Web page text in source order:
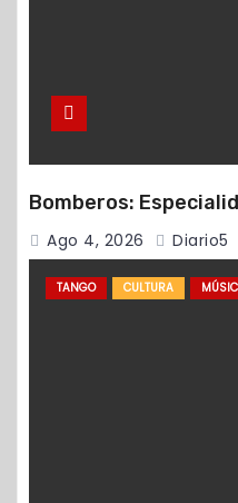
Bomberos:
Ago 4, 2026 Diario5
TANGO CULTURA